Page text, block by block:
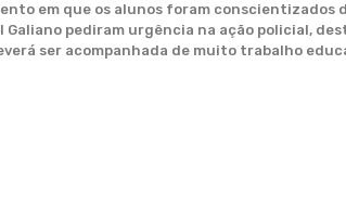
em que os alunos foram
pediram urgência na ação policial,
ser acompanhada de muito trabalho